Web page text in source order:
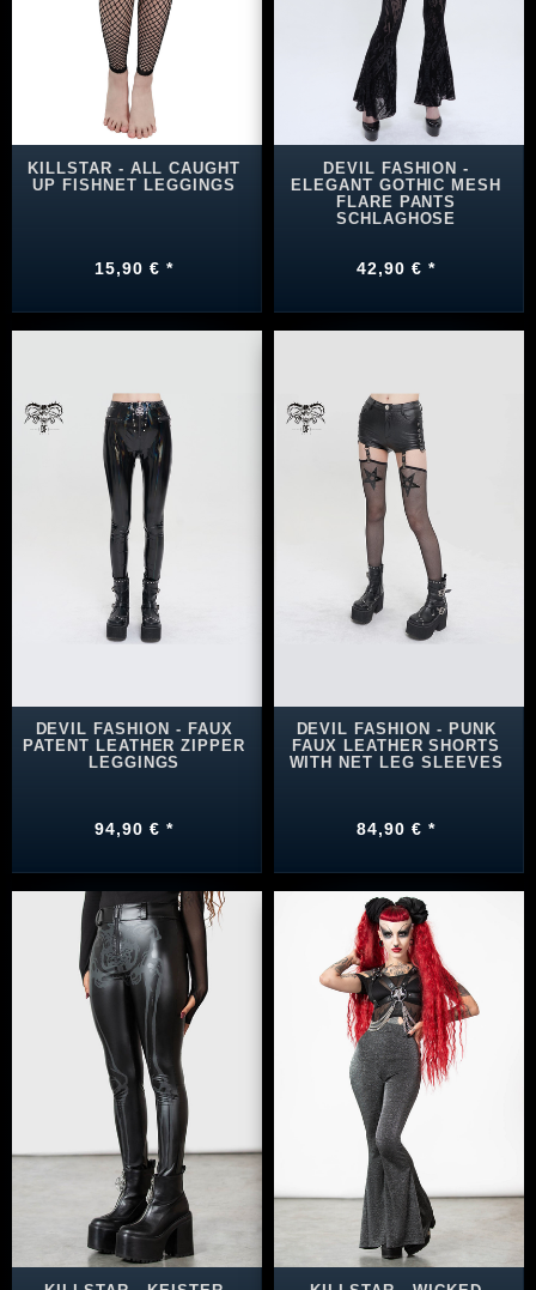
KILLSTAR - ALL CAUGHT
UP FISHNET LEGGINGS
15,90 € *
DEVIL FASHION -
ELEGANT GOTHIC MESH
FLARE PANTS
SCHLAGHOSE
42,90 € *
DEVIL FASHION - FAUX
PATENT LEATHER ZIPPER
LEGGINGS
94,90 € *
DEVIL FASHION - PUNK
FAUX LEATHER SHORTS
WITH NET LEG SLEEVES
84,90 € *